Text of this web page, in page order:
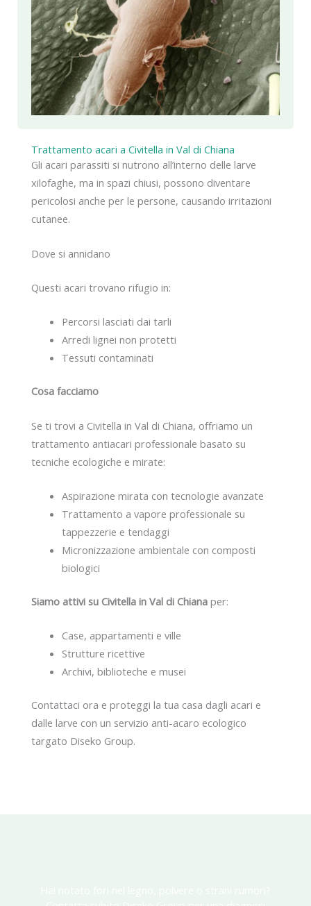
Trattamento acari a Civitella in Val di Chiana
Gli acari parassiti si nutrono all’interno delle larve
xilofaghe, ma in spazi chiusi, possono diventare
pericolosi anche per le persone, causando irritazioni
cutanee.
Dove si annidano
Questi acari trovano rifugio in:
Percorsi lasciati dai tarli
Arredi lignei non protetti
Tessuti contaminati
Cosa facciamo
Se ti trovi a Civitella in Val di Chiana, offriamo un
trattamento antiacari professionale basato su
tecniche ecologiche e mirate:
Aspirazione mirata con tecnologie avanzate
Trattamento a vapore professionale su
tappezzerie e tendaggi
Micronizzazione ambientale con composti
biologici
Siamo attivi su Civitella in Val di Chiana per:
Case, appartamenti e ville
Strutture ricettive
Archivi, biblioteche e musei
Contattaci ora e proteggi la tua casa dagli acari e
dalle larve con un servizio anti-acaro ecologico
targato Diseko Group.